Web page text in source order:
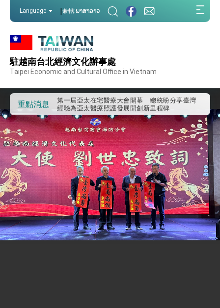
Language |兼轄:ພາສາລາວ
駐越南台北經濟文化辦事處
Taipei Economic and Cultural Office in Vietnam
重點消息
外交部重要言論
我國政府將在美國亞利桑納州設立「駐鳳凰城辦
第一屆亞太在宅醫療大會開幕 總統盼分享臺灣
經驗為亞太醫療照護發展開創新里程碑
外交部發布WHA文宣影片「台灣醫療點亮世界」
及「台灣智慧醫療與健康產業展」預告短片，向
世界展現台灣守護全球健康的創新能量
總統出訪史瓦帝尼返國談話 強調臺灣人有權利
走向世界 盼與理念相近國家共同維護國際秩序
堅定走向世界 賴總統抵達史瓦帝尼王國進行國是
訪問
總統與五院院長新春茶敘 盼化分歧為團結、為
國家邁出合作第一步
總統農曆春節談話
台美貿易協議完成簽署達成6大目標、創5大歷史
性突破 總統強調將以3大面向加速臺灣經濟轉型
升級 籲請立院全力支持並盡速通過
臺美簽署「對等貿易協定」確立對等關稅15%且不
疊加 我輸美2072項產品豁免對等關稅